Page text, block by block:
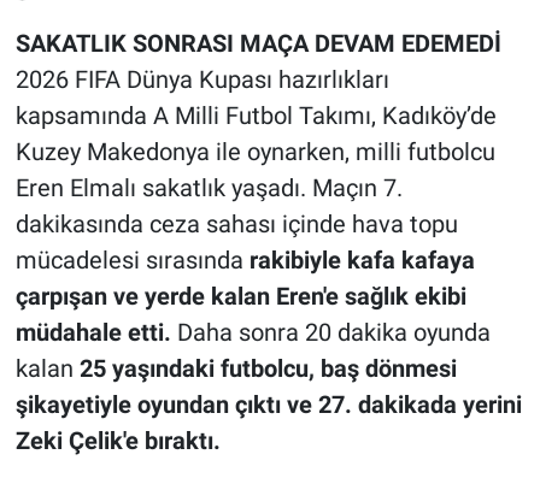
SAKATLIK SONRASI MAÇA DEVAM EDEMEDİ
2026 FIFA Dünya Kupası hazırlıkları
kapsamında A Milli Futbol Takımı, Kadıköy’de
Kuzey Makedonya ile oynarken, milli futbolcu
Eren Elmalı sakatlık yaşadı. Maçın 7.
dakikasında ceza sahası içinde hava topu
mücadelesi sırasında rakibiyle kafa kafaya
çarpışan ve yerde kalan Eren'e sağlık ekibi
müdahale etti. Daha sonra 20 dakika oyunda
kalan 25 yaşındaki futbolcu, baş dönmesi
şikayetiyle oyundan çıktı ve 27. dakikada yerini
Zeki Çelik'e bıraktı.